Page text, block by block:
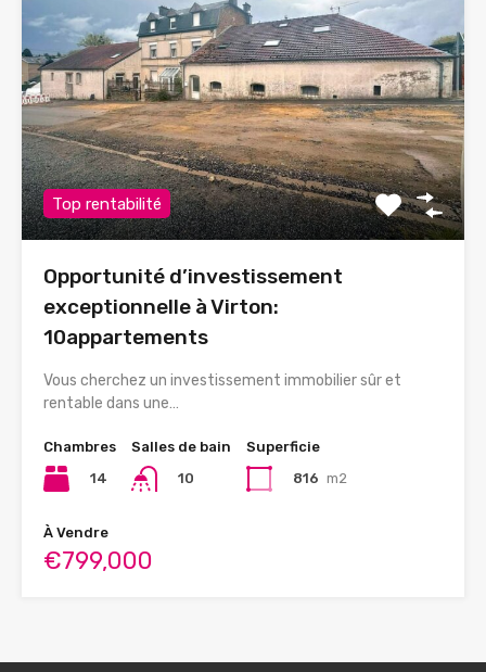
Top rentabilité
Opportunité d’investissement
exceptionnelle à Virton:
10appartements
Vous cherchez un investissement immobilier sûr et
rentable dans une…
Chambres
14
Salles de bain
10
Superficie
816 m2
À Vendre
€799,000